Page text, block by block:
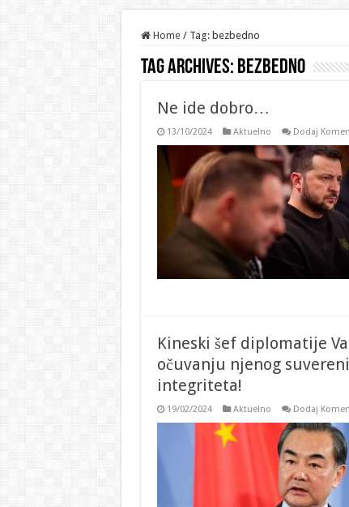
Home / Tag: bezbedno
Tag Archives: bezbedno
Ne ide dobro…
13/10/2024 Aktuelno Dodaj
Kineski šef diplomatije
očuvanju njenog
integriteta!
19/02/2024 Aktuelno Dodaj